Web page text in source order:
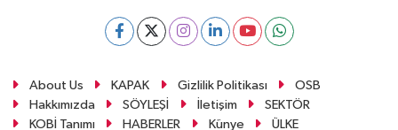
About Us KAPAK Gizlilik Politikası
OSB
Hakkımızda
SÖYLEŞİ İletişim
SEKTÖR
KOBİ Tanımı
HABERLER Künye ÜLKE